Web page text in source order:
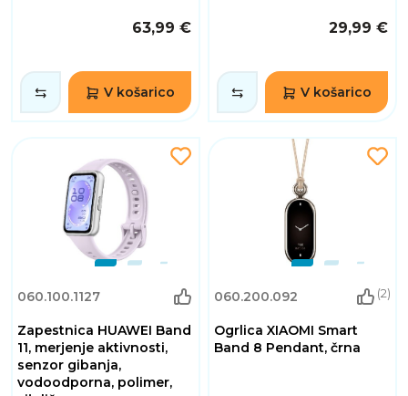
63,99 €
V košarico
29,99 €
V košarico
060.100.1127
Zapestnica HUAWEI Band
11, merjenje aktivnosti,
senzor gibanja,
vodoodporna, polimer,
060.200.092 (2)
Ogrlica XIAOMI Smart
Band 8 Pendant, črna